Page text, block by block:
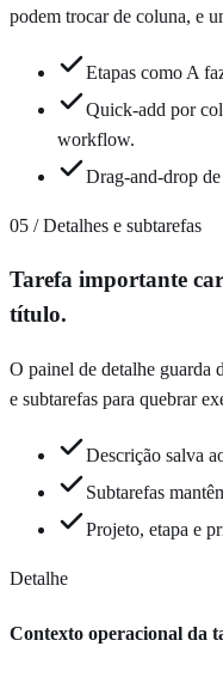
podem trocar de coluna, e
Etapas como A
Quick-add por
workflow.
Drag-and-drop de
05 / Detalhes e subtarefas
Tarefa importante
título.
O painel de detalhe guarda
e subtarefas para quebrar
Descrição salva
Subtarefas
Projeto, etapa e
Detalhe
Contexto operacional da